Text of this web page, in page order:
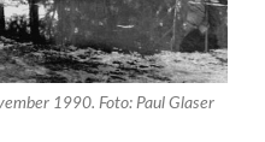
1990. Foto: Paul Glaser